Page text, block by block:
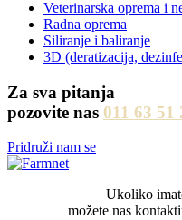
Mere opreza za bezbedno
I tabelu bezbednosnih
Pakovanje: 500 ml.
Veterinarska oprema i
Radna oprema
Siliranje i baliranje
3D (deratizacija,
Za sva pitanja
pozovite nas 011 63 51
Pridruži nam se
Ukoliko
možete nas